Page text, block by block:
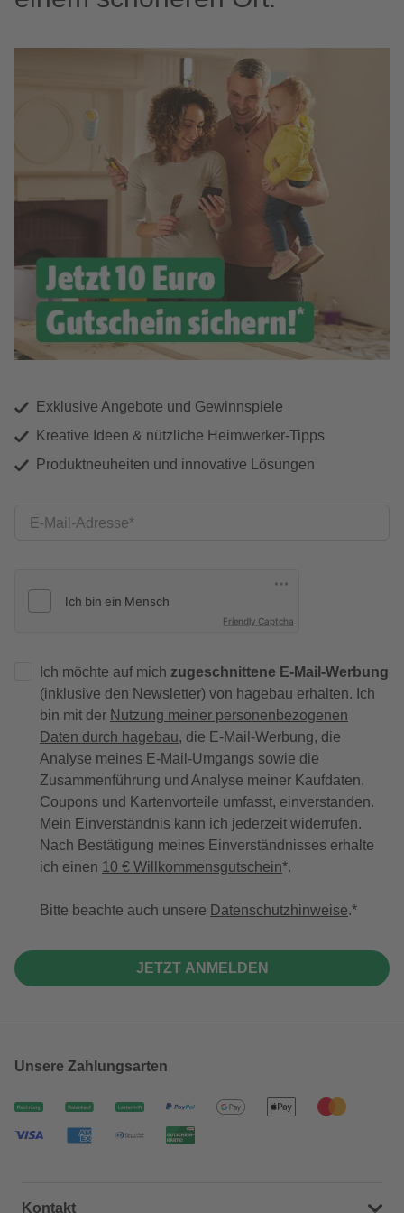
Exklusive Angebote und Gewinnspiele
Kreative Ideen & nützliche Heimwerker-Tipps
Produktneuheiten und innovative Lösungen
E-Mail-Adresse
Friendly Captcha
Ich möchte auf mich zugeschnittene E-Mail-Werbung
(inklusive den Newsletter) von hagebau erhalten. Ich
bin mit der Nutzung meiner personenbezogenen
Daten durch hagebau, die E-Mail-Werbung, die
Analyse meines E-Mail-Umgangs sowie die
Zusammenführung und Analyse meiner Kaufdaten,
Coupons und Kartenvorteile umfasst, einverstanden.
Mein Einverständnis kann ich jederzeit widerrufen.
Nach Bestätigung meines Einverständnisses erhalte
ich einen 10 € Willkommensgutschein*.
Bitte beachte auch unsere Datenschutzhinweise.
JETZT ANMELDEN
Unsere Zahlungsarten
Kontakt